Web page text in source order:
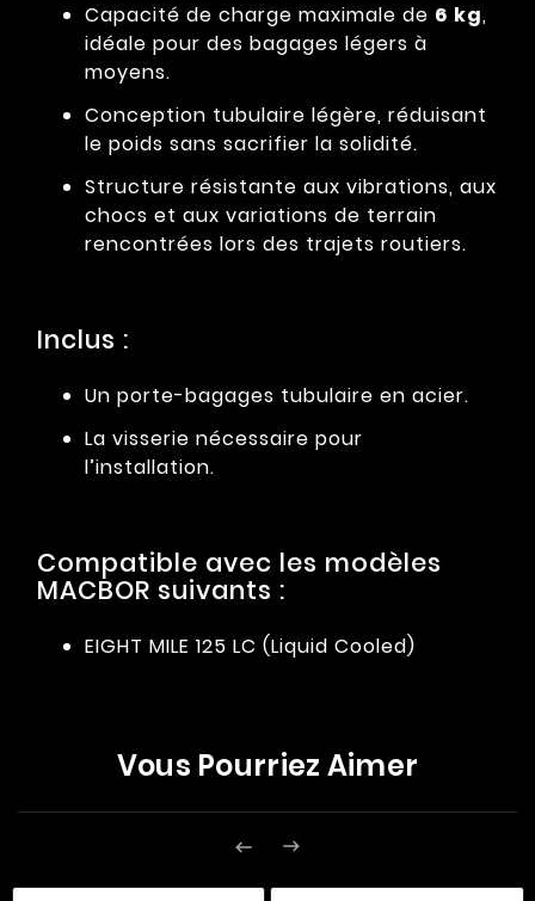
Capacité de charge maximale de 6 kg,
idéale pour des bagages légers à
moyens.
Conception tubulaire légère, réduisant
le poids sans sacrifier la solidité.
Structure résistante aux vibrations, aux
chocs et aux variations de terrain
rencontrées lors des trajets routiers.
Inclus :
Un porte-bagages tubulaire en acier.
La visserie nécessaire pour
l’installation.
Compatible avec les modèles
MACBOR suivants :
EIGHT MILE 125 LC (Liquid Cooled)
Vous Pourriez Aimer
 